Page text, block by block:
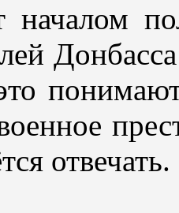
началом
отвечать.